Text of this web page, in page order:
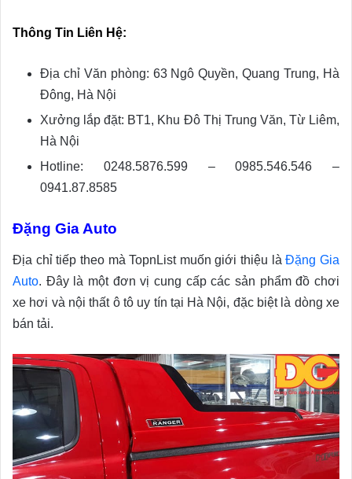
Thông Tin Liên Hệ:
Địa chỉ Văn phòng: 63 Ngô Quyền, Quang Trung, Hà
Đông, Hà Nội
Xưởng lắp đặt: BT1, Khu Đô Thị Trung Văn, Từ Liêm,
Hà Nội
Hotline: 0248.5876.599 – 0985.546.546 –
0941.87.8585
Đặng Gia Auto
Địa chỉ tiếp theo mà TopnList muốn giới thiệu làĐặng Gia
Auto. Đây là một đơn vị cung cấp các sản phẩm đồ chơi
xe hơi và nội thất ô tô uy tín tại Hà Nội, đặc biệt là dòng xe
bán tải.